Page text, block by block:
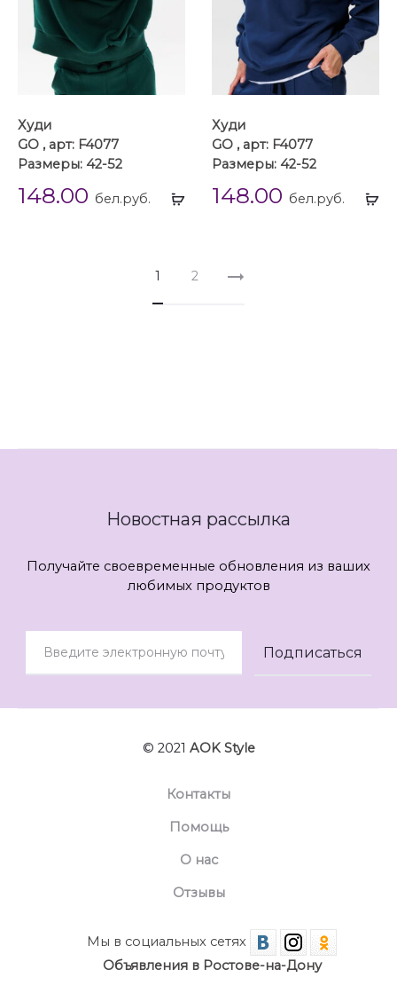
Выбрать
Худи
GO , арт: F4077
Размеры: 42-52
148.00 бел.руб.
Худи
GO , арт: F4077
Размеры: 42-52
148.00 бел.руб.
1 2
Новостная рассылка
Получайте своевременные обновления из ваших
любимых продуктов
© 2021 AOK Style
Контакты
Помощь
О нас
Отзывы
Мы в социальных сетях
Объявления в Ростове-на-Дону